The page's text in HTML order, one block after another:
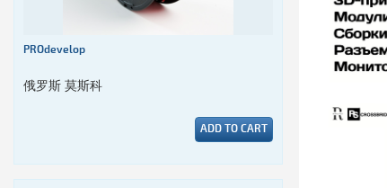
PROdevelop
俄罗斯 莫斯科
ADD TO CART